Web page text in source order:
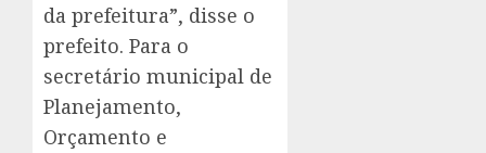
da prefeitura”, disse o
prefeito. Para o
secretário municipal de
Planejamento,
Orçamento e